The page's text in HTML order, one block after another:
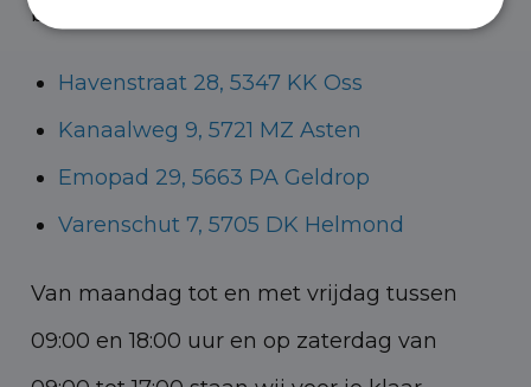
bedrijfswagens.
Havenstraat 28, 5347 KK Oss
Kanaalweg 9, 5721 MZ Asten
Emopad 29, 5663 PA Geldrop
Varenschut 7, 5705 DK Helmond
Van maandag tot en met vrijdag tussen
09:00 en 18:00 uur en op zaterdag van